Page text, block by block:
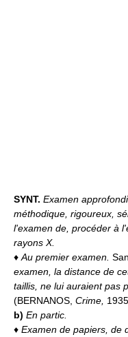
SYNT. Examen
méthodique, rigoureux,
l'examen de, procéder à
rayons X.
♦ Au premier examen.
examen, la distance de
taillis, ne lui auraient pas
(BERNANOS, Crime,
b) En partic.
♦ Examen de papiers, de